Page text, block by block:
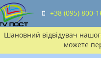
Шановний відвідувач
можете
+38 (095) 800-